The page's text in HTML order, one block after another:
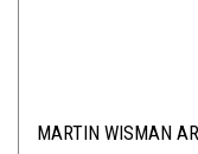
MARTIN WISMAN